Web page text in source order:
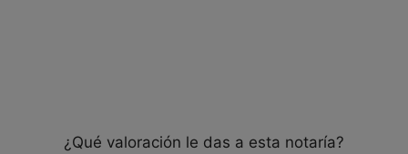
¿Qué valoración le das a esta notaría?